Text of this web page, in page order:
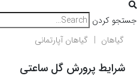
جستجو کردن
گیاهان گیاهان آپارتمانی
شرایط پرورش گل ساعتی